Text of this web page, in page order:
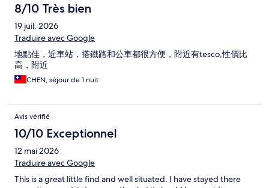
8/10 Très bien
19 juil. 2026
Traduire avec Google
地點佳，近車站，搭鐵路和公車都很方便，附近有tesco,性價比
高，附近
CHEN, séjour de 1 nuit
Avis vérifié
10/10 Exceptionnel
12 mai 2026
Traduire avec Google
This is a great little find and well situated. I have stayed there